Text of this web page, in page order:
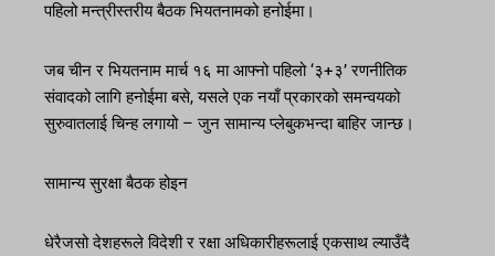
पहिलो मन्त्रीस्तरीय बैठक भियतनामको हनोईमा।
जब चीन र भियतनाम मार्च १६ मा आफ्नो पहिलो ‘३+३’ रणनीतिक
संवादको लागि हनोईमा बसे, यसले एक नयाँ प्रकारको समन्वयको
सुरुवातलाई चिन्ह लगायो – जुन सामान्य प्लेबुकभन्दा बाहिर जान्छ।
सामान्य सुरक्षा बैठक होइन
धेरैजसो देशहरूले विदेशी र रक्षा अधिकारीहरूलाई एकसाथ ल्याउँदै